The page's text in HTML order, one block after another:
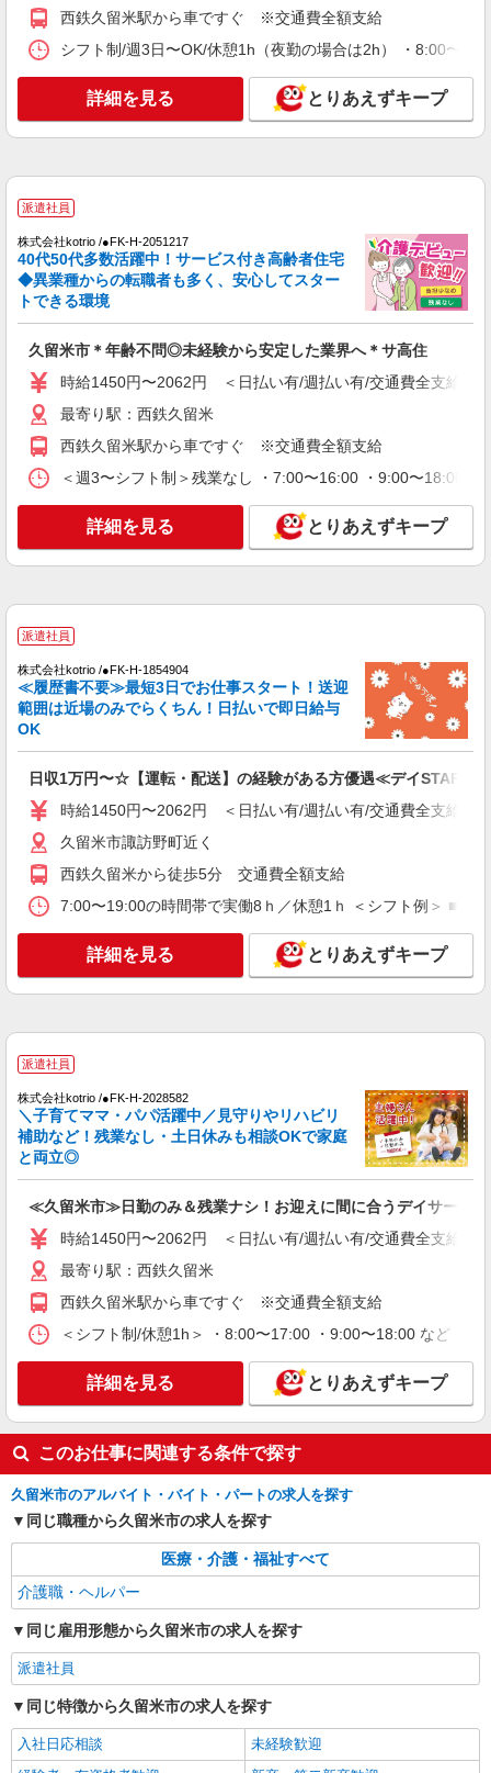
高齢者向け住宅staff
時給1400円 ◆前払い・日払い・週払いOK
キープ 詳細を見る
に！グルホの世話人♪
時給1450円〜2062円 ＜日払い有/週払い有/交
通費全支給(ガソリン代含む)＞
キープ 詳細を見る
派遣社員
久留米市*デイでの生活補助☆新たなスキルを
身につけて長く働く♪
時給1450円〜2062円 ＜日払い有/週払い有/交
通費全支給(ガソリン代含む)＞
最寄り駅：西鉄久留米
キープ 詳細を見る
派遣社員
（株）ウィルオブ・ワークCW 福岡支店/ms400101
介護スタッフ
時給1350円 ◆前払い・日払い・週払いOK
福岡県久留米市JR久留米駅周辺
キープ 詳細を見る
派遣社員
株式会社kotrio /●FK-H-2068634
久留米市のデイサービス♪日勤のみ！残業ゼロ
時給1450円〜2062円 ＜日払い有/週払い有/交
通費全支給(ガソリン代含む)＞
最寄り駅：西鉄久留米
派遣社員
（株）ウィルオブ・ワークCW 福岡支店/ms400101
介護施設のケアスタッフ
時給1350円 ◆前払い・日払い・週払いOK
福岡県久留米市西鉄久留米駅周辺
キープ 詳細を見る
派遣社員
（株）ウィルオブ・ワークCW 福岡支店/ms400101
夜勤専従
時給1400円 ◆前払い・日払い・週払いOK
福岡県久留米市
キープ
派遣社員
株式会社kotrio /●FK-H-2102287
有料老人ホームの看護師＊健康管理/服薬管理/
通院サポートなど
西鉄久留米駅から車ですぐ ※交通費全額支給
シフト制/週3日〜OK/休憩1h（夜勤の場合は2h） ・8:00〜
詳細を見る とりあえずキープ
派遣社員
株式会社kotrio /●FK-H-2051217
40代50代多数活躍中！サービス付き高齢者住宅
◆異業種からの転職者も多く、安心してスター
トできる環境
久留米市＊年齢不問◎未経験から安定した業界へ＊サ高住
時給1450円〜2062円 ＜日払い有/週払い有/交通費全支給(ガ
最寄り駅：西鉄久留米
西鉄久留米駅から車ですぐ ※交通費全額支給
＜週3〜シフト制＞残業なし ・7:00〜16:00 ・9:00〜
詳細を見る とりあえずキープ
派遣社員
株式会社kotrio /●FK-H-1854904
≪履歴書不要≫最短3日でお仕事スタート！送迎
範囲は近場のみでらくちん！日払いで即日給与
OK
日収1万円〜☆【運転・配送】の経験がある方優遇≪デイSTAFF≫
時給1450円〜2062円 ＜日払い有/週払い有/交通費全支給(ガ
久留米市諏訪野町近く
西鉄久留米から徒歩5分 交通費全額支給
7:00〜19:00の時間帯で実働8ｈ／休憩1ｈ ＜シフト例＞ ■8
詳細を見る とりあえずキープ
派遣社員
株式会社kotrio /●FK-H-2028582
＼子育てママ・パパ活躍中／見守りやリハビリ
補助など！残業なし・土日休みも相談OKで家庭
と両立◎
≪久留米市≫日勤のみ＆残業ナシ！お迎えに間に合うデイサービス
時給1450円〜2062円 ＜日払い有/週払い有/交通費全支給(ガ
最寄り駅：西鉄久留米
西鉄久留米駅から車ですぐ ※交通費全額支給
＜シフト制/休憩1h＞ ・8:00〜17:00 ・9:00〜18:00 など ※
詳細を見る とりあえずキープ
このお仕事に関連する条件で探す
久留米市のアルバイト・バイト・パートの求人を探す
同じ職種から久留米市の求人を探す
医療・介護・福祉すべて
介護職・ヘルパー
同じ雇用形態から久留米市の求人を探す
派遣社員
同じ特徴から久留米市の求人を探す
入社日応相談
未経験歓迎